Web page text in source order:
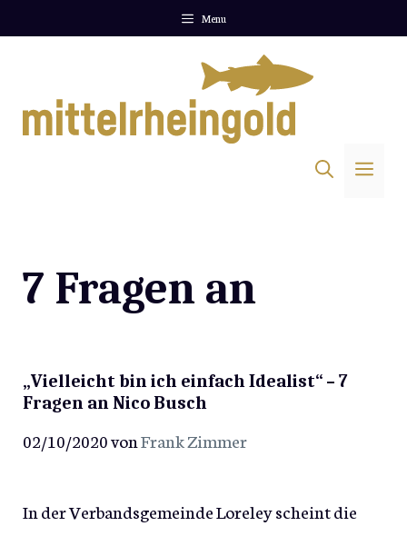
Menu
7 Fragen an
„Vielleicht bin ich einfach Idealist“ – 7
Fragen an Nico Busch
02/10/2020vonFrank Zimmer
In der Verbandsgemeinde Loreley scheint die